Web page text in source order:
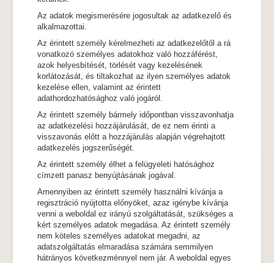
Az adatok megismerésére jogosultak az adatkezelő és
alkalmazottai.
Az érintett személy kérelmezheti az adatkezelőtől a rá
vonatkozó személyes adatokhoz való hozzáférést,
azok helyesbítését, törlését vagy kezelésének
korlátozását, és tiltakozhat az ilyen személyes adatok
kezelése ellen, valamint az érintett
adathordozhatósághoz való jogáról.
Az érintett személy bármely időpontban visszavonhatja
az adatkezelési hozzájárulását, de ez nem érinti a
visszavonás előtt a hozzájárulás alapján végrehajtott
adatkezelés jogszerűségét.
Az érintett személy élhet a felügyeleti hatósághoz
címzett panasz benyújtásának jogával.
Amennyiben az érintett személy használni kívánja a
regisztráció nyújtotta előnyöket, azaz igénybe kívánja
venni a weboldal ez irányú szolgáltatását, szükséges a
kért személyes adatok megadása. Az érintett személy
nem köteles személyes adatokat megadni, az
adatszolgáltatás elmaradása számára semmilyen
hátrányos következménnyel nem jár. A weboldal egyes